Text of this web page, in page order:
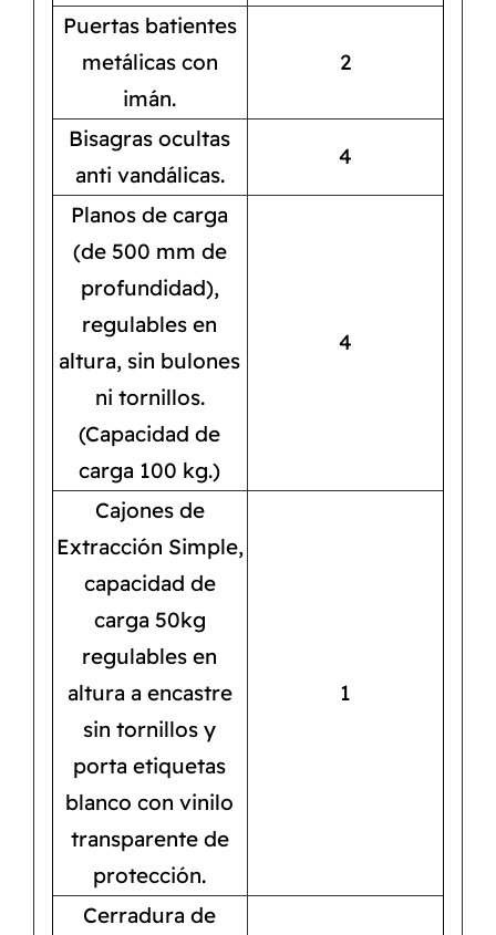
Puertas batientes
metálicas con
imán.
2
Bisagras ocultas
anti vandálicas.
4
Planos de carga
(de 500 mm de
profundidad),
regulables en
altura, sin bulones
ni tornillos.
(Capacidad de
carga 100 kg.)
4
Cajones de
Extracción Simple,
capacidad de
carga 50kg
regulables en
altura a encastre
sin tornillos y
porta etiquetas
blanco con vinilo
transparente de
protección.
1
Cerradura de